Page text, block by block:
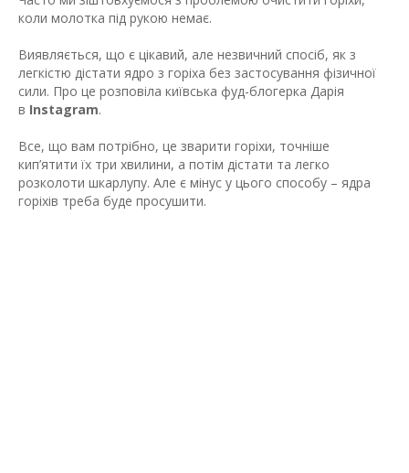
коли молотка під рукою немає.
Виявляється, що є цікавий, але незвичний спосіб, як з
легкістю дістати ядро з горіха без застосування фізичної
сили. Про це розповіла київська фуд-блогерка Дарія
в Instagram.
Все, що вам потрібно, це зварити горіхи, точніше
кип’ятити їх три хвилини, а потім дістати та легко
розколоти шкарлупу. Але є мінус у цього способу – ядра
горіхів треба буде просушити.